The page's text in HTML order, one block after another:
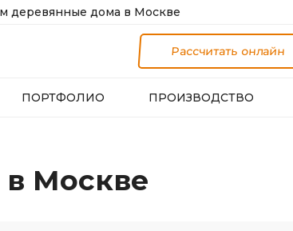
деревянные дома в Москве
Рассчитать онлайн
ПОРТФОЛИО ПРОИЗВОДСТВО
Москве